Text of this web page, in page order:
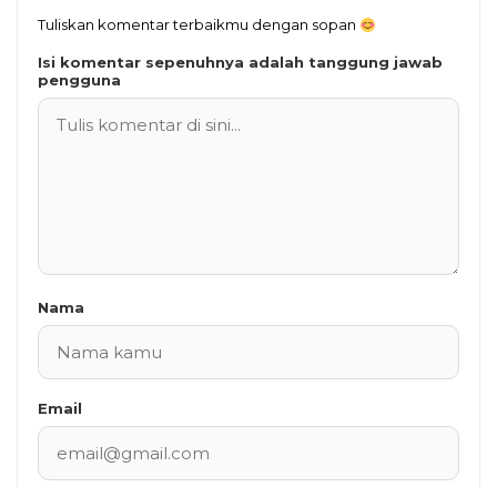
Tuliskan komentar terbaikmu dengan sopan
Isi komentar sepenuhnya adalah tanggung jawab
pengguna
Nama
Email